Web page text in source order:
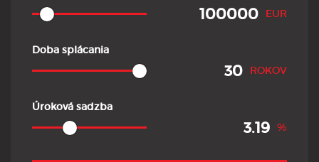
EUR
Doba splácania
ROKOV
Úroková sadzba
%